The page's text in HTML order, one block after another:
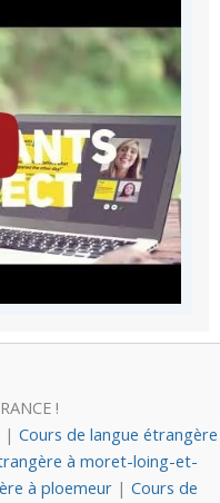
!
| Cours de langue étrangère
à moret-loing-et-
à ploemeur | Cours de